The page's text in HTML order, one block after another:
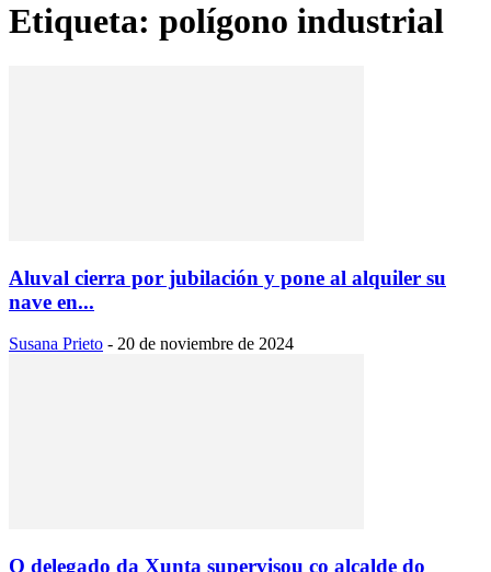
Etiqueta: polígono industrial
Aluval cierra por jubilación y pone al alquiler su
nave en...
Susana Prieto - 20 de noviembre de 2024
O delegado da Xunta supervisou co alcalde do